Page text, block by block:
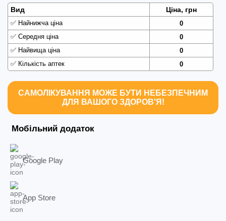
Вид Ціна, грн
✅ Найнижча ціна
0
✅ Середня ціна
0
✅ Найвища ціна
0
✅ Кількість аптек 0
САМОЛІКУВАННЯ МОЖЕ БУТИ НЕБЕЗПЕЧНИМ
ДЛЯ ВАШОГО ЗДОРОВ'Я!
Мобільний додаток
Google Play
App Store